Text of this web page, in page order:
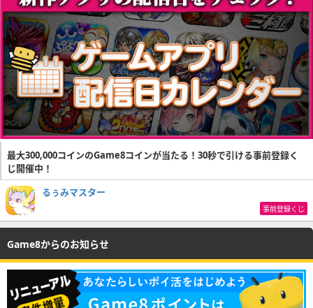
最大300,000コインのGame8コインが当たる！30秒で引ける事前登録く
じ開催中！
るぅみマスター
事前登録くじ
Game8からのお知らせ